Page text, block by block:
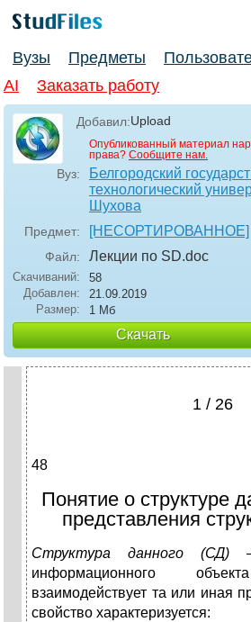
Вузы Предметы
AI
Заказать работу
Добавил:Upload
Опубликованный материал
права? Сообщите нам.
Вуз:
Белгородский
технологический
Шухова
Предмет: [НЕСОРТИРОВАННОЕ]
Файл: Лекции по SD.doc
Скачиваний:
58
Добавлен:
21.09.2019
Размер:
1 Мб
Скачать
1 / 26
48
Понятие о структуре
представления
Структура данного (СД) –
информационного
взаимодействует та или иная
свойство характеризуется: